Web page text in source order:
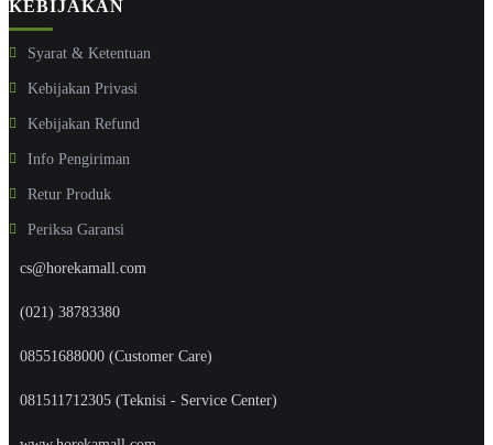
KEBIJAKAN
Syarat & Ketentuan
Kebijakan Privasi
Kebijakan Refund
Info Pengiriman
Retur Produk
Periksa Garansi
cs@horekamall.com
(021) 38783380
08551688000 (Customer Care)
081511712305 (Teknisi - Service Center)